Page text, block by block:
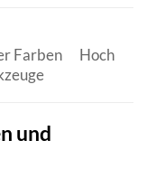
Farben
Hoch
und